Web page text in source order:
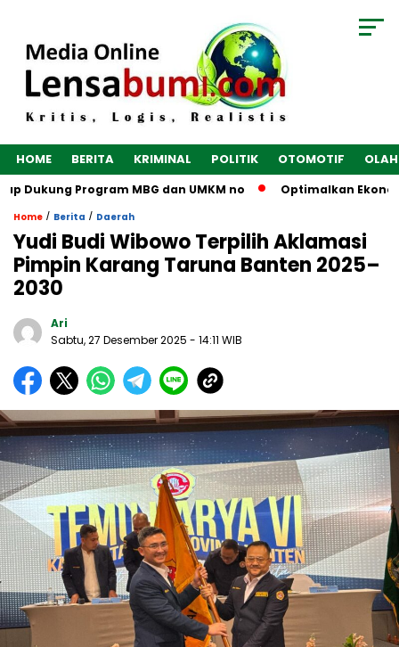
HOME BERITA KRIMINAL POLITIK OTOMOTIF
Program MBG dan UMKM no Optimalkan Ekonomi
Home / Berita / Daerah
Yudi Budi Wibowo Terpilih Aklamasi
Pimpin Karang Taruna Banten 2025–
2030
Ari
Sabtu, 27 Desember 2025 - 14:11 WIB